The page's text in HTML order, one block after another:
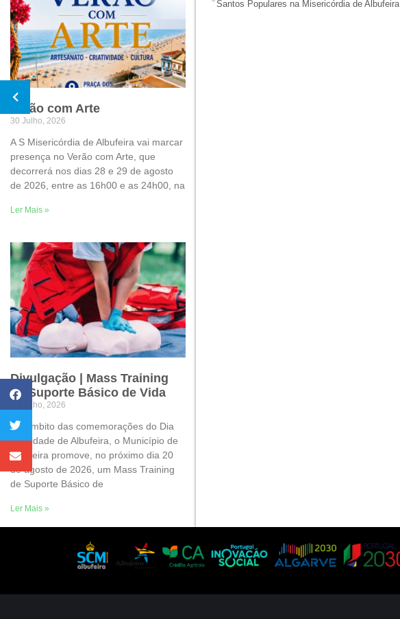
Verão com Arte
30 Julho, 2026
A S Misericórdia de Albufeira vai marcar
presença no Verão com Arte, que
decorrerá nos dias 28 e 29 de agosto
de 2026, entre as 16h00 e as 24h00, na
Ler Mais »
Divulgação | Mass Training
de Suporte Básico de Vida
22 Julho, 2026
No âmbito das comemorações do Dia
da Cidade de Albufeira, o Município de
Albufeira promove, no próximo dia 20
de agosto de 2026, um Mass Training
de Suporte Básico de
Ler Mais »
Santos Populares na Misericórdia de Albufeira